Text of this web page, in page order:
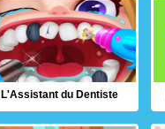
L'Assistant du Dentiste